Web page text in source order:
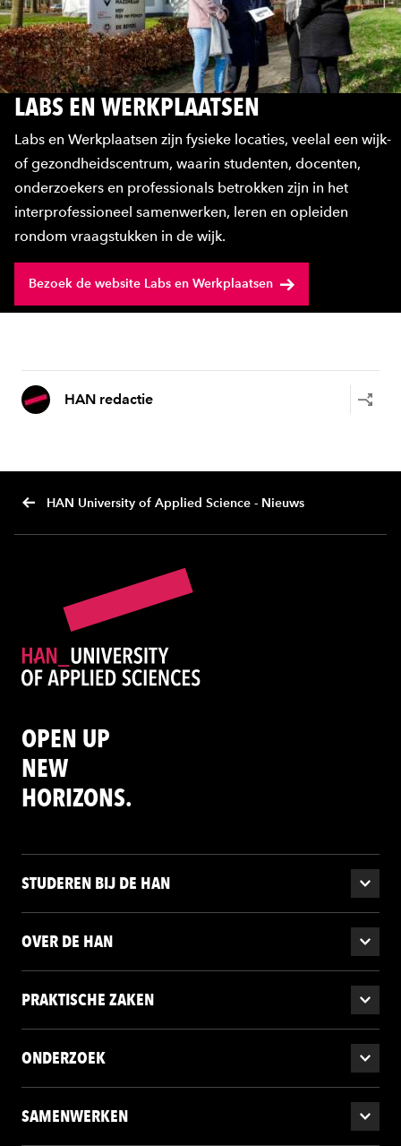
LABS EN WERKPLAATSEN
Labs en Werkplaatsen zijn fysieke locaties, veelal een wijk-
of gezondheidscentrum, waarin studenten, docenten,
onderzoekers en professionals betrokken zijn in het
interprofessioneel samenwerken, leren en opleiden
rondom vraagstukken in de wijk.
Bezoek de website Labs en Werkplaatsen
HAN redactie
HAN University of Applied Science - Nieuws
OPEN UP
NEW
HORIZONS.
STUDEREN BIJ DE HAN
OVER DE HAN
PRAKTISCHE ZAKEN
ONDERZOEK
SAMENWERKEN